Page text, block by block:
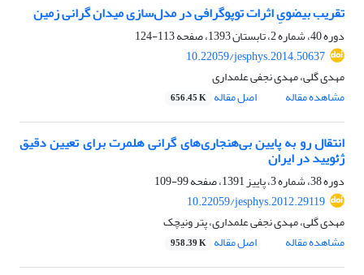
تقریب بیضویِ اثرات توپوگرافی در مدل‌سازی میدان گرانی زمین
دوره 40، شماره 2، تابستان 1393، صفحه
113-124
10.22059/jesphys.2014.50637
مهدی گلی، مهدی نجفی علمداری
مشاهده مقاله
اصل مقاله 656.45 K
انتقال رو به پایین بی‌هنجاری‌‌های گرانی هلمرت برای تعیین دقیق
ژئویید در ایران
دوره 38، شماره 3، پاییز 1391، صفحه
99-109
10.22059/jesphys.2012.29119
مهدی گلی، مهدی نجفی علمداری، پتر ونیچک
مشاهده مقاله
اصل مقاله 958.39 K